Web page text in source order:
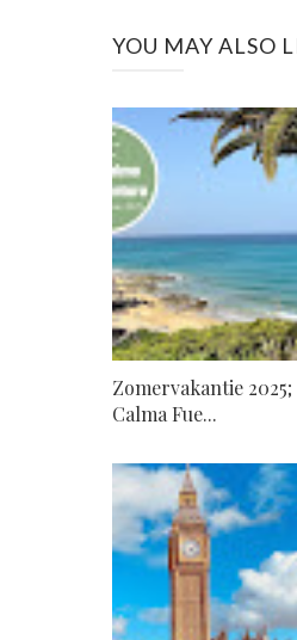
YOU MAY ALSO
Zomervakantie 2025;
Calma Fue...